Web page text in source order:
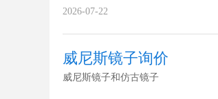
2026-07-22
威尼斯镜子询价
威尼斯镜子和仿古镜子